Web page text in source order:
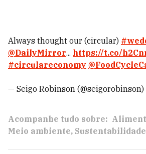
Always thought our (circular)
@DailyMirror... https://t.co/
#circulareconomy
— Seigo Robinson (@seigorobinson)
Acompanhe tudo sobre:
Meio ambiente Sustentabilidade